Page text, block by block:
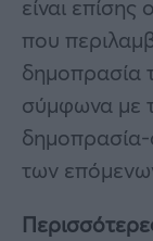
είναι
που
δημοπρασία
σύμφωνα με
δημοπρασία-
των